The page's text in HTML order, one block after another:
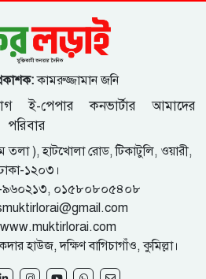
কামরুজ্জামান জনি
ই-পেপার কনভার্টার
আমাদের
পরিবার
), হাটখোলা রোড, টিকাটুলি, ওয়ারী,
১২০৩।
০১৫৮০৮০৫৪০৮
www.muktirlorai.com
হাউজ, দক্ষিণ বাগিচাগাঁও, কুমিল্লা।